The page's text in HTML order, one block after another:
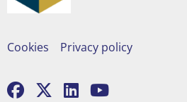
Cookies Privacy policy
Ga
Ga Ga Ga